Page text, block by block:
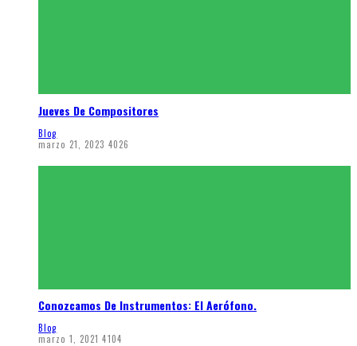
Jueves De Compositores
Blog
marzo 21, 2023 4026
Conozcamos De Instrumentos: El Aerófono.
Blog
marzo 1, 2021 4104